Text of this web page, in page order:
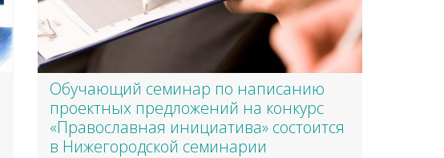
Обучающий семинар по написанию
проектных предложений на конкурс
«Православная инициатива» состоится
в Нижегородской семинарии